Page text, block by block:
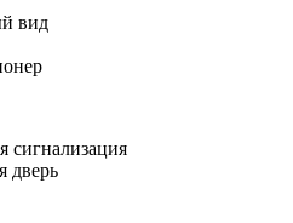
вид
сигнализация
дверь